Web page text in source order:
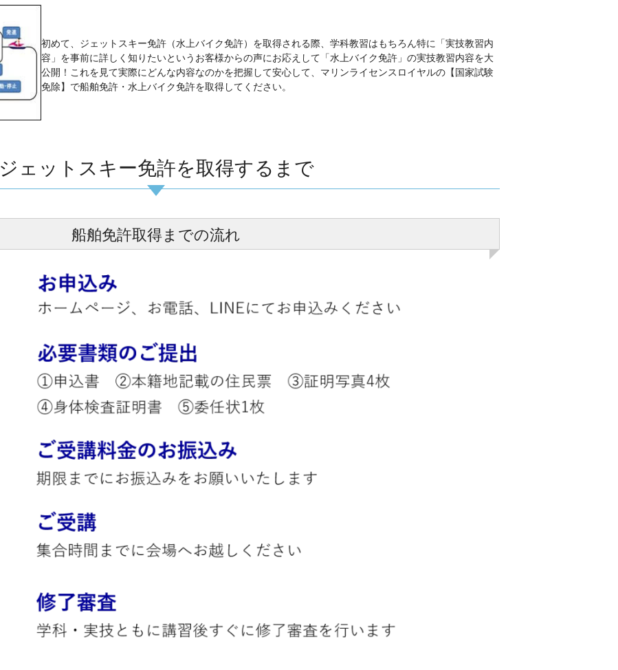
初めて、ジェットスキー免許（水上バイク免許）を取得される際、学科教習はもちろん特に「実技教習内
容」を事前に詳しく知りたいというお客様からの声にお応えして「水上バイク免許」の実技教習内容を大
公開！これを見て実際にどんな内容なのかを把握して安心して、マリンライセンスロイヤルの【国家試験
免除】で船舶免許・水上バイク免許を取得してください。
ジェットスキー免許を取得するまで
船舶免許取得までの流れ